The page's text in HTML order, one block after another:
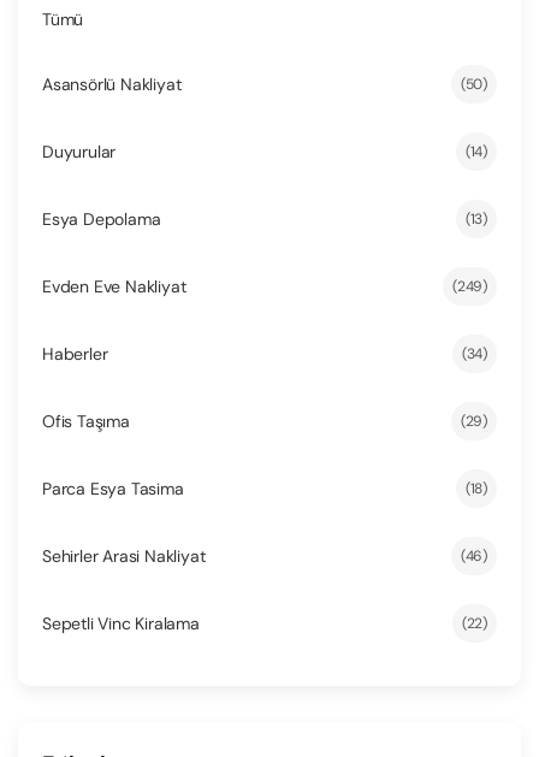
Tümü
Asansörlü Nakliyat (50)
Duyurular (14)
Esya Depolama (13)
Evden Eve Nakliyat (249)
Haberler (34)
Ofis Taşıma (29)
Parca Esya Tasima (18)
Sehirler Arasi Nakliyat (46)
Sepetli Vinc Kiralama (22)